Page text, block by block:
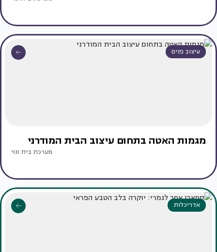
עיצוב פנים
מגמות האטה בתחום עיצוב הבית המודרני
מערכת בית ונוי
אדריכלות